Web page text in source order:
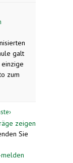
galt
zum
zeigen
Sie